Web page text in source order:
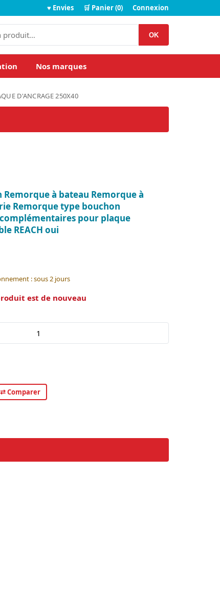
♥ Envies 🛒 Panier (0) Connexion
OK
Nos marques
D'ANCRAGE 250X40
à bateau Remorque à
Remorque type bouchon
pour plaque
REACH oui
: sous 2 jours
est de nouveau
⇄ Comparer